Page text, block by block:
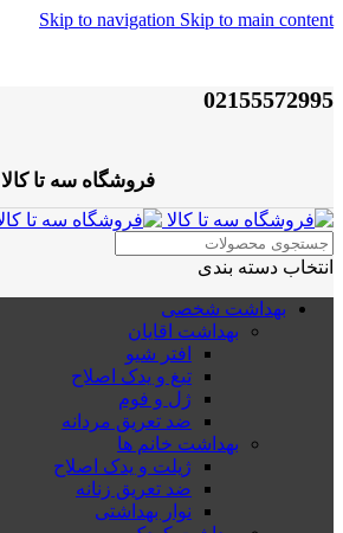
Skip to navigation Skip to main content
02155572995
فروشگاه سه تا کالا
انتخاب دسته بندی
بهداشت شخصی
بهداشت اقایان
افتر شیو
تیغ و یدک اصلاح
ژل و فوم
ضد تعریق مردانه
بهداشت خانم ها
ژیلت و یدک اصلاح
ضد تعریق زنانه
نوار بهداشتی